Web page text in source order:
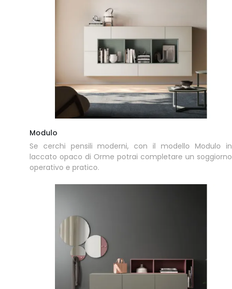
Modulo
Se cerchi pensili moderni, con il modello Modulo in
laccato opaco di Orme potrai completare un soggiorno
operativo e pratico.